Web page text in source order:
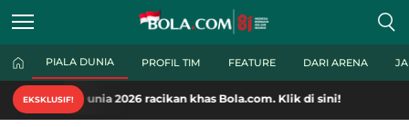
PIALA DUNIA PROFIL TIM FEATURE DARI ARENA
EKSKLUSIF!
2026 racikan khas Bola.com. Klik di sini!